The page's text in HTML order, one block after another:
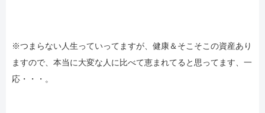
※つまらない人生っていってますが、健康＆そこそこの資産あり
ますので、本当に大変な人に比べて恵まれてると思ってます、一
応・・・。